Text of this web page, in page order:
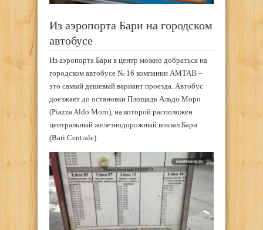
Из аэропорта Бари на городском
автобусе
Из аэропорта Бари в центр можно добраться на
городском автобусе № 16 компании AMTAB –
это самый дешевый вариант проезда. Автобус
доезжает до остановки Площадь Альдо Моро
(Piazza Aldo Moro), на которой расположен
центральный железнодорожный вокзал Бари
(Bari Centrale).